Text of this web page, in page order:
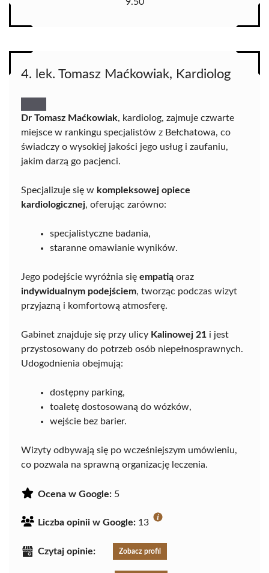
4. lek. Tomasz Maćkowiak, Kardiolog
Dr Tomasz Maćkowiak, kardiolog, zajmuje czwarte
miejsce w rankingu specjalistów z Bełchatowa, co
świadczy o wysokiej jakości jego usług i zaufaniu,
jakim darzą go pacjenci.
Specjalizuje się w kompleksowej opiece
kardiologicznej, oferując zarówno:
specjalistyczne badania,
staranne omawianie wyników.
Jego podejście wyróżnia się empatią oraz
indywidualnym podejściem, tworząc podczas wizyt
przyjazną i komfortową atmosferę.
Gabinet znajduje się przy ulicy Kalinowej 21 i jest
przystosowany do potrzeb osób niepełnosprawnych.
Udogodnienia obejmują:
dostępny parking,
toaletę dostosowaną do wózków,
wejście bez barier.
Wizyty odbywają się po wcześniejszym umówieniu,
co pozwala na sprawną organizację leczenia.
Ocena w Google: 5
Liczba opinii w Google: 13
Czytaj opinie: Zobacz profil